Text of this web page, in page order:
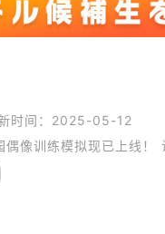
时间：2025-05-12